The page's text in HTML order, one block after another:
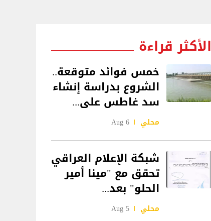
الأكثر قراءة
خمس فوائد متوقعة..
الشروع بدراسة إنشاء
سد غاطس على...
محلي 6 Aug
شبكة الإعلام العراقي
تحقق مع "مينا أمير
الحلو" بعد...
محلي 5 Aug